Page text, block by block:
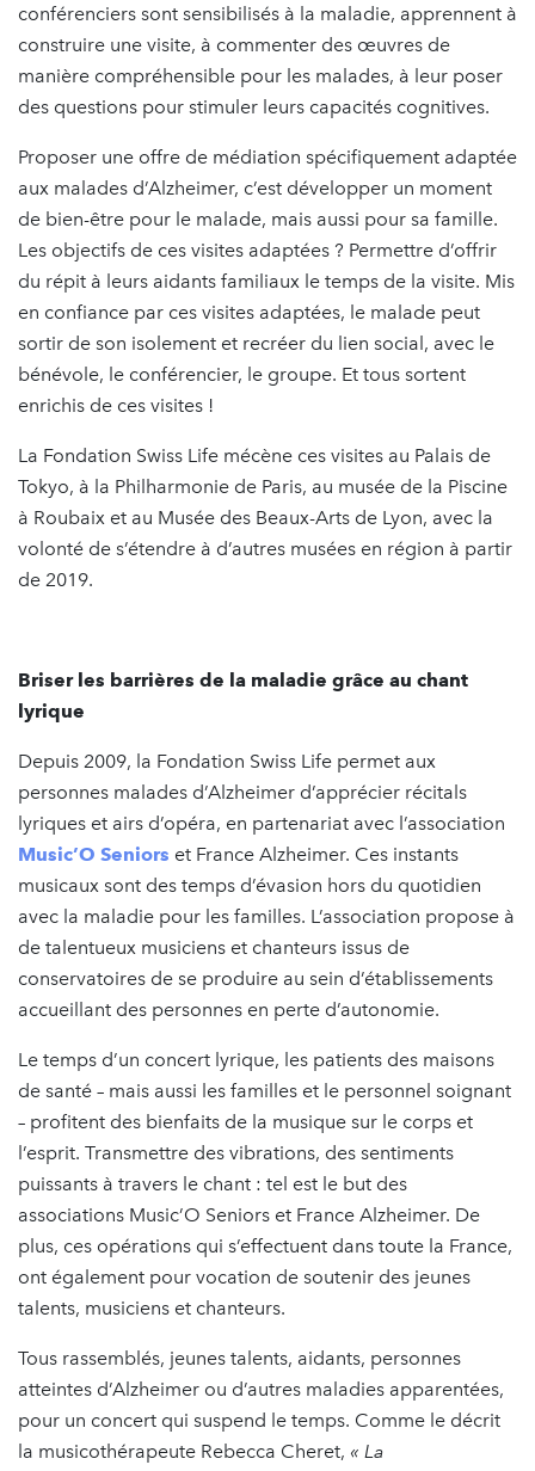
conférenciers sont sensibilisés à la maladie, apprennent à
construire une visite, à commenter des œuvres de
manière compréhensible pour les malades, à leur poser
des questions pour stimuler leurs capacités cognitives.
Proposer une offre de médiation spécifiquement adaptée
aux malades d’Alzheimer, c’est développer un moment
de bien-être pour le malade, mais aussi pour sa famille.
Les objectifs de ces visites adaptées ? Permettre d’offrir
du répit à leurs aidants familiaux le temps de la visite. Mis
en confiance par ces visites adaptées, le malade peut
sortir de son isolement et recréer du lien social, avec le
bénévole, le conférencier, le groupe. Et tous sortent
enrichis de ces visites !
La Fondation Swiss Life mécène ces visites au Palais de
Tokyo, à la Philharmonie de Paris, au musée de la Piscine
à Roubaix et au Musée des Beaux-Arts de Lyon, avec la
volonté de s’étendre à d’autres musées en région à partir
de 2019.
Briser les barrières de la maladie grâce au chant
lyrique
Depuis 2009, la Fondation Swiss Life permet aux
personnes malades d’Alzheimer d’apprécier récitals
lyriques et airs d’opéra, en partenariat avec l’association
Music’O Seniors et France Alzheimer. Ces instants
musicaux sont des temps d’évasion hors du quotidien
avec la maladie pour les familles. L’association propose à
de talentueux musiciens et chanteurs issus de
conservatoires de se produire au sein d’établissements
accueillant des personnes en perte d’autonomie.
Le temps d’un concert lyrique, les patients des maisons
de santé – mais aussi les familles et le personnel soignant
– profitent des bienfaits de la musique sur le corps et
l’esprit. Transmettre des vibrations, des sentiments
puissants à travers le chant : tel est le but des
associations Music’O Seniors et France Alzheimer. De
plus, ces opérations qui s’effectuent dans toute la France,
ont également pour vocation de soutenir des jeunes
talents, musiciens et chanteurs.
Tous rassemblés, jeunes talents, aidants, personnes
atteintes d’Alzheimer ou d’autres maladies apparentées,
pour un concert qui suspend le temps. Comme le décrit
la musicothérapeute Rebecca Cheret, « La